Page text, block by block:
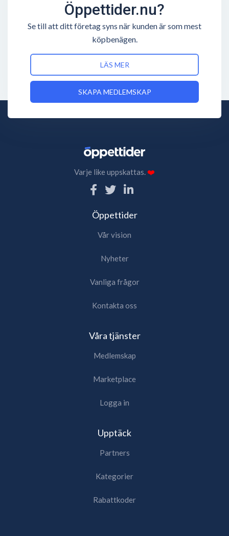
Öppettider.nu?
Se till att ditt företag syns när kunden är som mest
köpbenägen.
LÄS MER
SKAPA MEDLEMSKAP
Varje like uppskattas.❤️
Öppettider
Vår vision
Nyheter
Vanliga frågor
Kontakta oss
Våra tjänster
Medlemskap
Marketplace
Logga in
Upptäck
Partners
Kategorier
Rabattkoder